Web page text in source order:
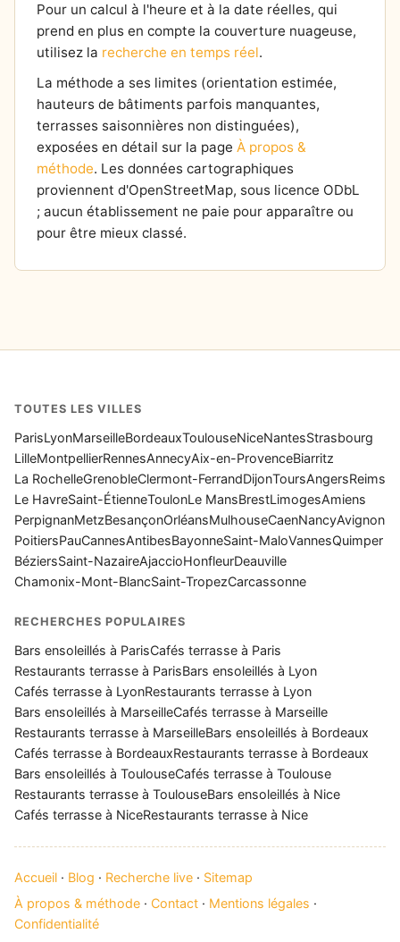
Pour un calcul à l'heure et à la date réelles, qui
prend en plus en compte la couverture nuageuse,
utilisez la recherche en temps réel.
La méthode a ses limites (orientation estimée,
hauteurs de bâtiments parfois manquantes,
terrasses saisonnières non distinguées),
exposées en détail sur la page À propos &
méthode. Les données cartographiques
proviennent d'OpenStreetMap, sous licence ODbL
; aucun établissement ne paie pour apparaître ou
pour être mieux classé.
TOUTES LES VILLES
ParisLyonMarseilleBordeauxToulouseNiceNantesStrasbourg
LilleMontpellierRennesAnnecyAix-en-ProvenceBiarritz
La RochelleGrenobleClermont-FerrandDijonToursAngersReims
Le HavreSaint-ÉtienneToulonLe MansBrestLimogesAmiens
PerpignanMetzBesançonOrléansMulhouseCaenNancyAvignon
PoitiersPauCannesAntibesBayonneSaint-MaloVannesQuimper
BéziersSaint-NazaireAjaccioHonfleurDeauville
Chamonix-Mont-BlancSaint-TropezCarcassonne
RECHERCHES POPULAIRES
Bars ensoleillés à ParisCafés terrasse à Paris
Restaurants terrasse à ParisBars ensoleillés à Lyon
Cafés terrasse à LyonRestaurants terrasse à Lyon
Bars ensoleillés à MarseilleCafés terrasse à Marseille
Restaurants terrasse à MarseilleBars ensoleillés à Bordeaux
Cafés terrasse à BordeauxRestaurants terrasse à Bordeaux
Bars ensoleillés à ToulouseCafés terrasse à Toulouse
Restaurants terrasse à ToulouseBars ensoleillés à Nice
Cafés terrasse à NiceRestaurants terrasse à Nice
Accueil · Blog · Recherche live · Sitemap
À propos & méthode · Contact · Mentions légales ·
Confidentialité